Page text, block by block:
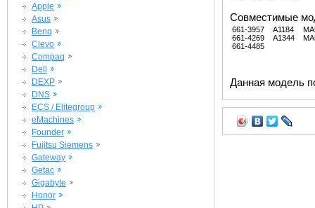
Apple
Asus
Benq
Clevo
Compaq
Dell
DEXP
DNS
ECS / Elitegroup
eMachines
Founder
Fujitsu Siemens
Gateway
Getac
Gigabyte
Honor
Совместимые
661-3957
661-4269
661-4485
A1184
A1344
Данная модель